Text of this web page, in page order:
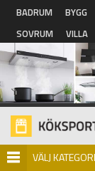
Hoppa till
BADRUM BYGG
SOVRUM
VILLA
VÄLJ KATEGORI